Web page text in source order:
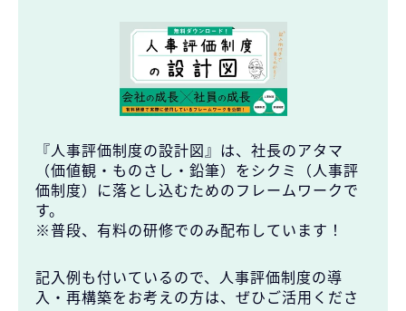
『人事評価制度の設計図』は、社長のアタマ
（価値観・ものさし・鉛筆）をシクミ（人事評
価制度）に落とし込むためのフレームワークで
す。
※普段、有料の研修でのみ配布しています！
記入例も付いているので、人事評価制度の導
入・再構築をお考えの方は、ぜひご活用くださ